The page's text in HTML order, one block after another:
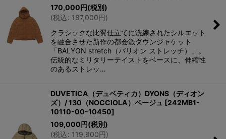
170,000円(税別)
(税込: 187,000円)
クラシックな比翼仕立てに洗練されたシルエット
を融合させた新作の都会派ダウンジャケット
「BALYON stretch（バリオン ストレッチ）」。
伝統的なミリタリーテイストをベースに、伸縮性
のあるストレッ…
DUVETICA（デュベティカ）DYONS（ディオン
ズ）/ 130（NOCCIOLA）ベージュ [242MB1-
10110-00-10450]
109,000円(税別)
(税込: 119,900円)